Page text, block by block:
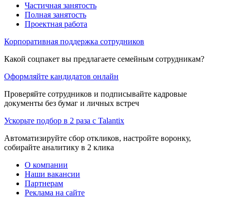
Частичная занятость
Полная занятость
Проектная работа
Корпоративная поддержка сотрудников
Какой соцпакет вы предлагаете семейным сотрудникам?
Оформляйте кандидатов онлайн
Проверяйте сотрудников и подписывайте кадровые
документы без бумаг и личных встреч
Ускорьте подбор в 2 раза с Talantix
Автоматизируйте сбор откликов, настройте воронку,
собирайте аналитику в 2 клика
О компании
Наши вакансии
Партнерам
Реклама на сайте